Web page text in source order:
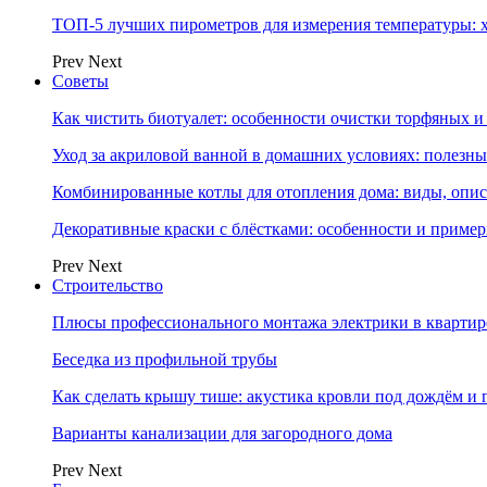
ТОП-5 лучших пирометров для измерения температуры:
Prev Next
Советы
Как чистить биотуалет: особенности очистки торфяных
Уход за акриловой ванной в домашних условиях:
Комбинированные котлы для отопления дома: виды,
Декоративные краски с блёстками: особенности и
Prev Next
Строительство
Плюсы профессионального монтажа электрики в
Беседка из профильной трубы
Как сделать крышу тише: акустика кровли под дождём и
Варианты канализации для загородного дома
Prev Next